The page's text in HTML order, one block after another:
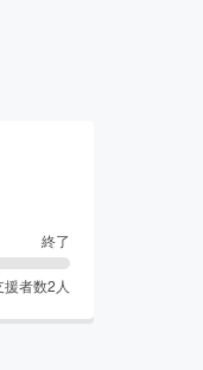
終了
援者数2 人